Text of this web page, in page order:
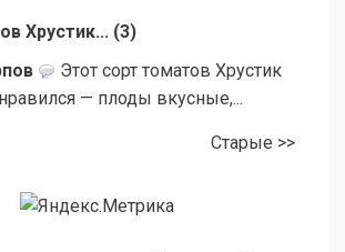
Хрустик... (3)
Этот сорт томатов Хрустик
— плоды вкусные,...
Старые >>